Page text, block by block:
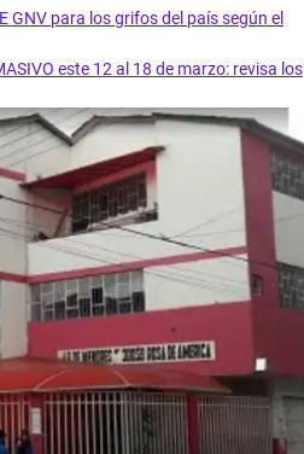
GNV para los grifos del país según el
este 12 al 18 de marzo: revisa los